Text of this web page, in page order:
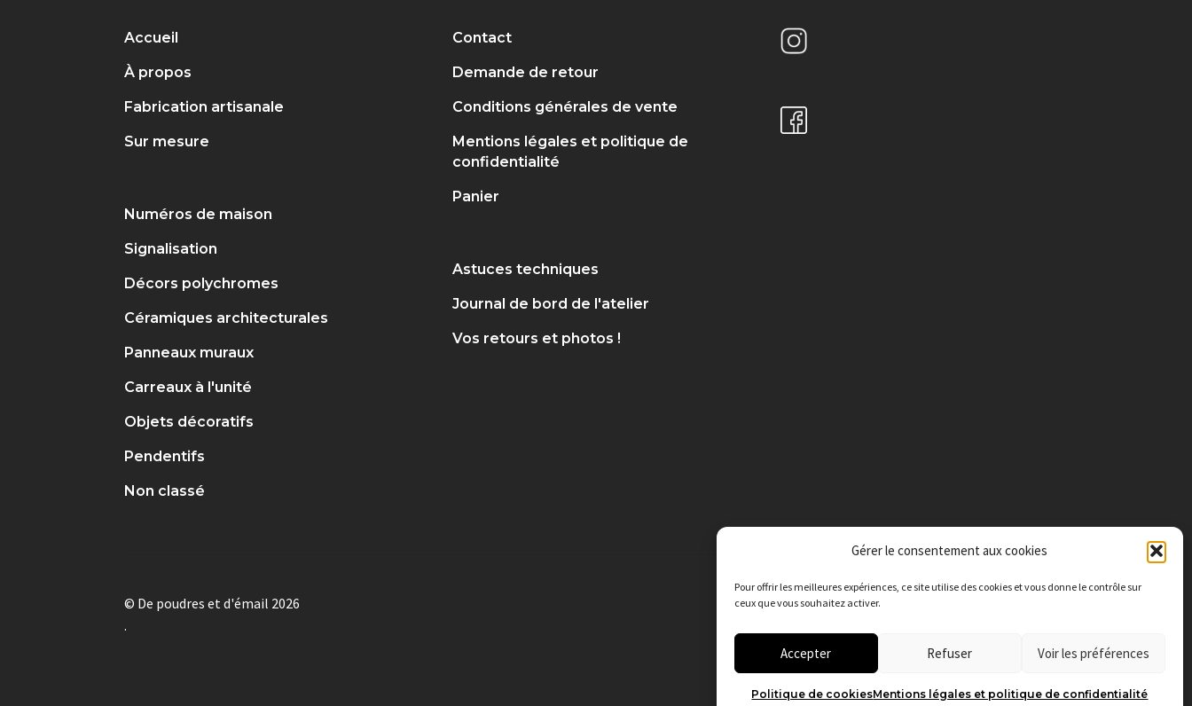
Gérer le consentement aux cookies
Pour offrir les meilleures expériences, ce site utilise des cookies et vous donne le contrôle sur
ceux que vous souhaitez activer.
Accepter Refuser Voir les préférences
Politique de cookiesMentions légales et politique de confidentialité
Accueil
À propos
Fabrication artisanale
Sur mesure
Numéros de maison
Signalisation
Décors polychromes
Céramiques architecturales
Panneaux muraux
Carreaux à l'unité
Objets décoratifs
Pendentifs
Non classé
Contact
Demande de retour
Conditions générales de vente
Mentions légales et politique de
confidentialité
Panier
Astuces techniques
Journal de bord de l'atelier
Vos retours et photos !
© De poudres et d'émail 2026
.